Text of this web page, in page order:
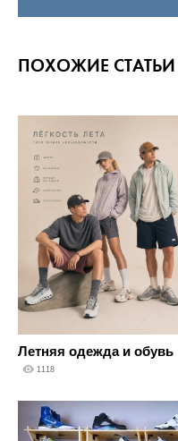
ПОХОЖИЕ СТАТЬИ
Летняя одежда и обувь
1118